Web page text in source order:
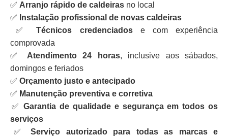
✅ Arranjo rápido de caldeiras no local
✅ Instalação profissional de novas caldeiras
✅Técnicos credenciadose com experiência
comprovada
✅ Atendimento 24 horas, inclusive aos sábados,
domingos e feriados
✅ Orçamento justo e antecipado
✅ Manutenção preventiva e corretiva
✅Garantia de qualidade e segurança em todos os
serviços
✅Serviço autorizado para todas as marcas e